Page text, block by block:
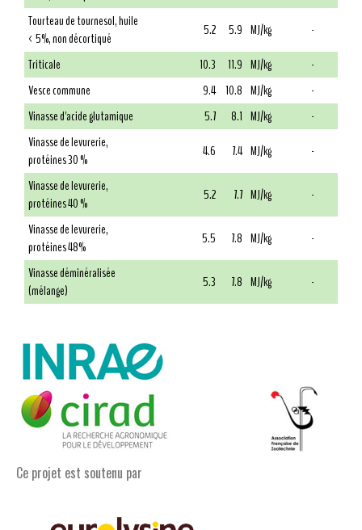
Tourteau de tournesol, huile
< 5%, non décortiqué
5.2 5.9 MJ/kg
-
Triticale
10.3 11.9 MJ/kg
-
Vesce commune
9.4 10.8 MJ/kg
-
Vinasse d'acide glutamique
5.7 8.1 MJ/kg
-
Vinasse de levurerie,
protéines 30 %
4.6 7.4 MJ/kg
-
Vinasse de levurerie,
protéines 40 %
5.2 7.7 MJ/kg
-
Vinasse de levurerie,
protéines 48%
5.5 7.8 MJ/kg
-
Vinasse déminéralisée
(mélange)
5.3 7.8 MJ/kg -
Ce projet est soutenu par